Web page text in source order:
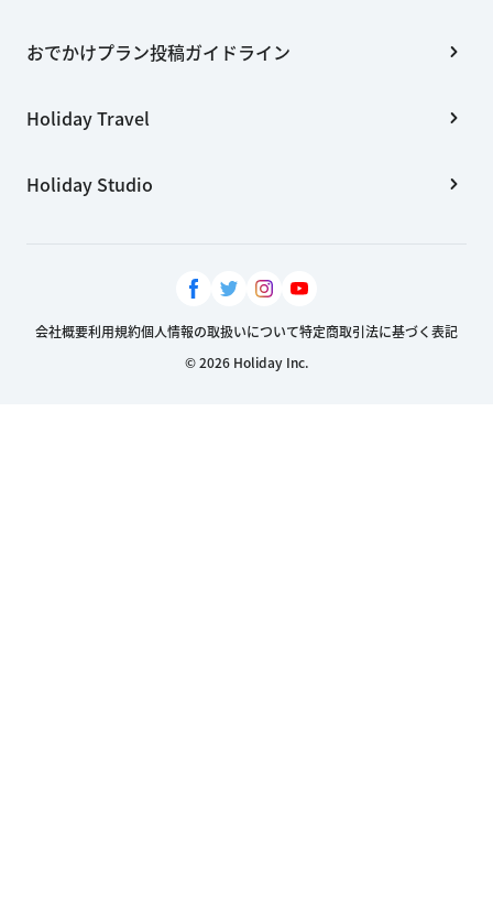
おでかけプラン投稿ガイドライン
Holiday Travel
Holiday Studio
会社概要利用規約個人情報の取扱いについて特定商取引法に基づく表記
© 2026 Holiday Inc.